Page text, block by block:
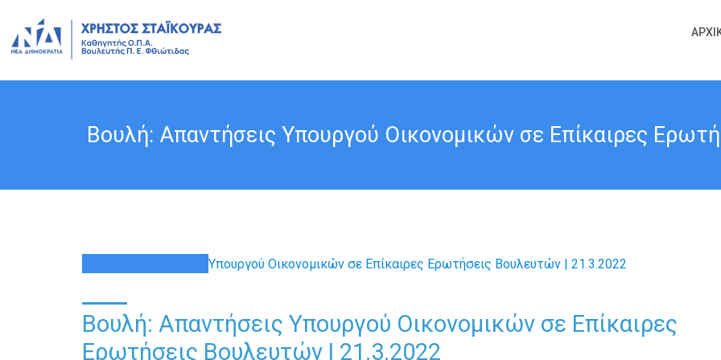
Βουλή: Απαντήσεις Υπουργού Οικονομικών σε Επίκαιρες
Βουλή: Απαντήσεις Υπουργού Οικονομικών σε Επίκαιρες
Ερωτήσεις Βουλευτών | 21.3.2022